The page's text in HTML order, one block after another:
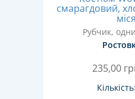
смарагдовий,
Рубчик,
235,00
Кількість: